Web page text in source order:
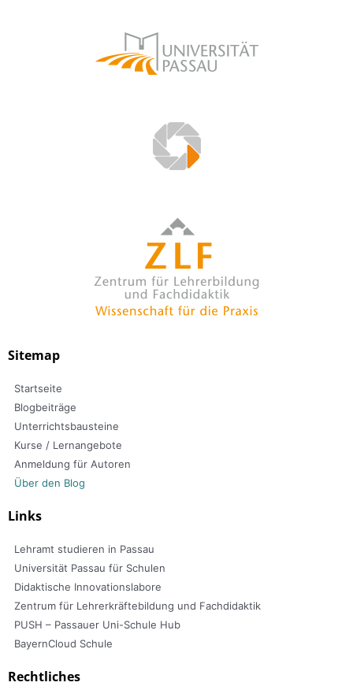
Sitemap
Startseite
Blogbeiträge
Unterrichtsbausteine
Kurse / Lernangebote
Anmeldung für Autoren
Über den Blog
Links
Lehramt studieren in Passau
Universität Passau für Schulen
Didaktische Innovationslabore
Zentrum für Lehrerkräftebildung und Fachdidaktik
PUSH – Passauer Uni-Schule Hub
BayernCloud Schule
Rechtliches